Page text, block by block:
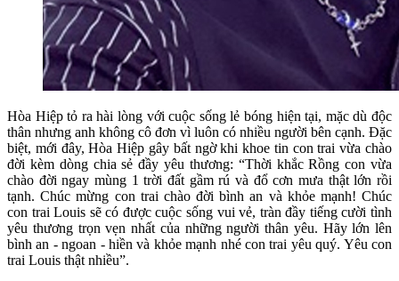
Hòa Hiệp tỏ ra hài lòng với cuộc sống lẻ bóng hiện tại, mặc dù độc
thân nhưng anh không cô đơn vì luôn có nhiều người bên cạnh. Đặc
biệt, mới đây, Hòa Hiệp gây bất ngờ khi khoe tin con trai vừa chào
đời kèm dòng chia sẻ đầy yêu thương: “Thời khắc Rồng con vừa
chào đời ngay mùng 1 trời đất gầm rú và đổ cơn mưa thật lớn rồi
tạnh. Chúc mừng con trai chào đời bình an và khỏe mạnh! Chúc
con trai Louis sẽ có được cuộc sống vui vẻ, tràn đầy tiếng cười tình
yêu thương trọn vẹn nhất của những người thân yêu. Hãy lớn lên
bình an - ngoan - hiền và khỏe mạnh nhé con trai yêu quý. Yêu con
trai Louis thật nhiều”.